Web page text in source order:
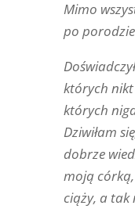
Mimo
po
których nikt
których
Dziwiłam
dobrze
moją córką,
ciąży, a tak